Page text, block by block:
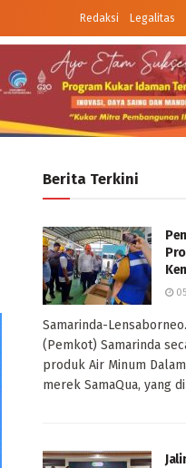
Redaksi Legalitas
Berita Terkini
Samarinda-
(Pemkot) Samarinda
produk Air Minum
merek SamaQua, yang